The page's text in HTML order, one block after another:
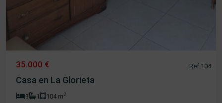
35.000 €
Casa en La Glorieta
3 1 104 m2
Ref:104